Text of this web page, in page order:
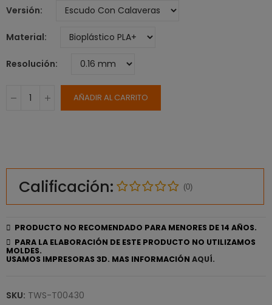
Versión
Material
Resolución
AÑADIR AL CARRITO
Calificación: (0)
PRODUCTO NO RECOMENDADO PARA MENORES DE 14 AÑOS.
PARA LA ELABORACIÓN DE ESTE PRODUCTO NO UTILIZAMOS
MOLDES.
USAMOS IMPRESORAS 3D. MAS INFORMACIÓN AQUÍ.
SKU: TWS-T00430